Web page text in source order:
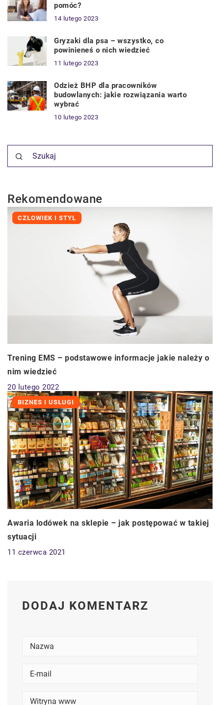
pomóc?
14 lutego 2023
Gryzaki dla psa – wszystko, co
powinieneś o nich wiedzieć
11 lutego 2023
Odzież BHP dla pracowników
budowlanych: jakie rozwiązania warto
wybrać
10 lutego 2023
Rekomendowane
CZŁOWIEK I STYL
Trening EMS – podstawowe informacje jakie należy o
nim wiedzieć
20 lutego 2022
BIZNES I USŁUGI
Awaria lodówek na sklepie – jak postępować w takiej
sytuacji
11 czerwca 2021
DODAJ KOMENTARZ